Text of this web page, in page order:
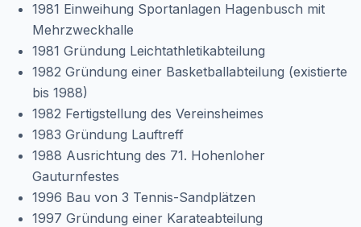
1981 Einweihung Sportanlagen Hagenbusch mit
Mehrzweckhalle
1981 Gründung Leichtathletikabteilung
1982 Gründung einer Basketballabteilung (existierte
bis 1988)
1982 Fertigstellung des Vereinsheimes
1983 Gründung Lauftreff
1988 Ausrichtung des 71. Hohenloher
Gauturnfestes
1996 Bau von 3 Tennis-Sandplätzen
1997 Gründung einer Karateabteilung